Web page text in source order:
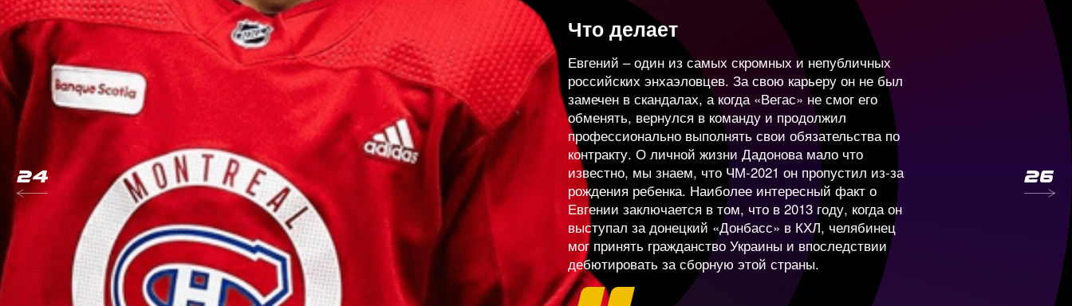
Павел Бучневич 1 516 52 031
Зайцев +10 831 —
Александр Большунов -2 34 040 250 580
Илья Сорокин New 1 019 —
Дмитрий Орлов 4 231 112 605
колоссальный опыт. Он еще
достаточно молодой, поэтому
будет прогрессировать и
станет одним из лучших
игроков.
Александр Овечкин, капитан
«Вашингтон Кэпиталз»
Что делает
Евгений – один из самых скромных и непубличных
российских энхаэловцев. За свою карьеру он не был
замечен в скандалах, а когда «Вегас» не смог его
обменять, вернулся в команду и продолжил
профессионально выполнять свои обязательства по
контракту. О личной жизни Дадонова мало что
известно, мы знаем, что ЧМ-2021 он пропустил из-за
рождения ребенка. Наиболее интересный факт о
Евгении заключается в том, что в 2013 году, когда он
выступал за донецкий «Донбасс» в КХЛ, челябинец
мог принять гражданство Украины и впоследствии
дебютировать за сборную этой страны.
Бучневича мы звали «Мистер
Хэппи» («Счастливый»). Потому